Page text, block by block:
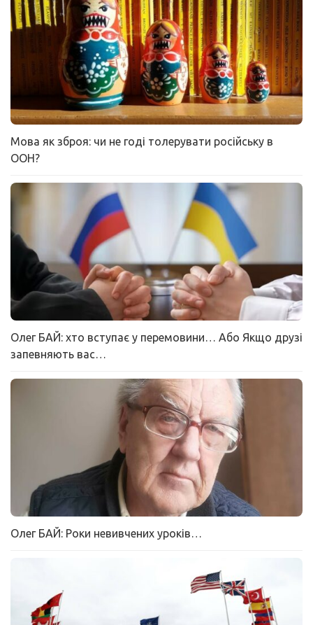
Мова як зброя: чи не годі толерувати російську в
ООН?
Олег БАЙ: хто вступає у перемовини… Або Якщо друзі
запевняють вас…
Олег БАЙ: Роки невивчених уроків…